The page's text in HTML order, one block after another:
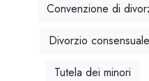
Convenzione di
Divorzio consensuale
Tutela dei minori